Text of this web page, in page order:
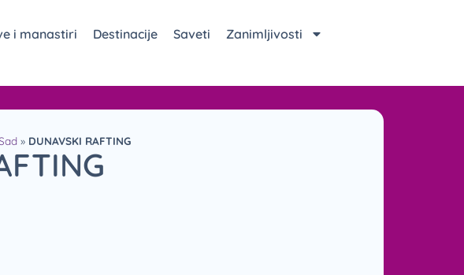
i manastiri Destinacije Saveti Zanimljivosti
» DUNAVSKI RAFTING